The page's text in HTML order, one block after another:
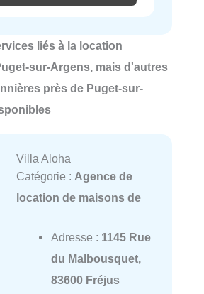
liés à la location
sur-Argens, mais d'autres
près de Puget-sur-
Villa Aloha
Catégorie : Agence de
location de maisons de
Adresse : 1145 Rue
du Malbousquet,
83600 Fréjus